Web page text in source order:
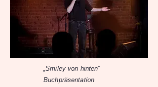
„Smiley von hinten“
Buchpräsentation